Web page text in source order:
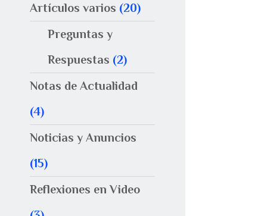
Artículos varios (20)
Preguntas y
Respuestas (2)
Notas de Actualidad
(4)
Noticias y Anuncios
(15)
Reflexiones en Video